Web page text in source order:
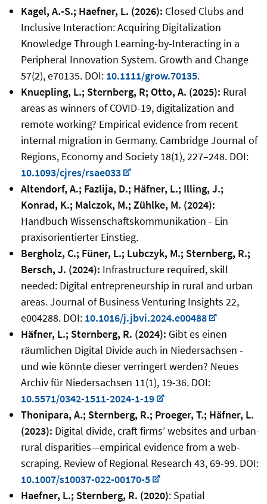
Kagel, A.-S.; Haefner, L. (2026): Closed Clubs and
Inclusive Interaction: Acquiring Digitalization
Knowledge Through Learning-by-Interacting in a
Peripheral Innovation System. Growth and Change
57(2), e70135. DOI: 10.1111/grow.70135.
Knuepling, L.; Sternberg, R; Otto, A. (2025): Rural
areas as winners of COVID-19, digitalization and
remote working? Empirical evidence from recent
internal migration in Germany. Cambridge Journal of
Regions, Economy and Society 18(1), 227–248. DOI:
10.1093/cjres/rsae033
Altendorf, A.; Fazlija, D.; Häfner, L.; Illing, J.;
Konrad, K.; Malczok, M.; Zühlke, M. (2024):
Handbuch Wissenschaftskommunikation - Ein
praxisorientierter Einstieg.
Bergholz, C.; Füner, L.; Lubczyk, M.; Sternberg, R.;
Bersch, J. (2024): Infrastructure required, skill
needed: Digital entrepreneurship in rural and urban
areas. Journal of Business Venturing Insights 22,
e004288. DOI: 10.1016/j.jbvi.2024.e00488
Häfner, L.; Sternberg, R. (2024): Gibt es einen
räumlichen Digital Divide auch in Niedersachsen -
und wie könnte dieser verringert werden? Neues
Archiv für Niedersachsen 11(1), 19-36. DOI:
10.5571/0342-1511-2024-1-19
Thonipara, A.; Sternberg, R.; Proeger, T.; Häfner, L.
(2023): Digital divide, craft firms’ websites and urban-
rural disparities—empirical evidence from a web-
scraping. Review of Regional Research 43, 69-99. DOI:
10.1007/s10037-022-00170-5
Haefner, L.; Sternberg, R. (2020): Spatial